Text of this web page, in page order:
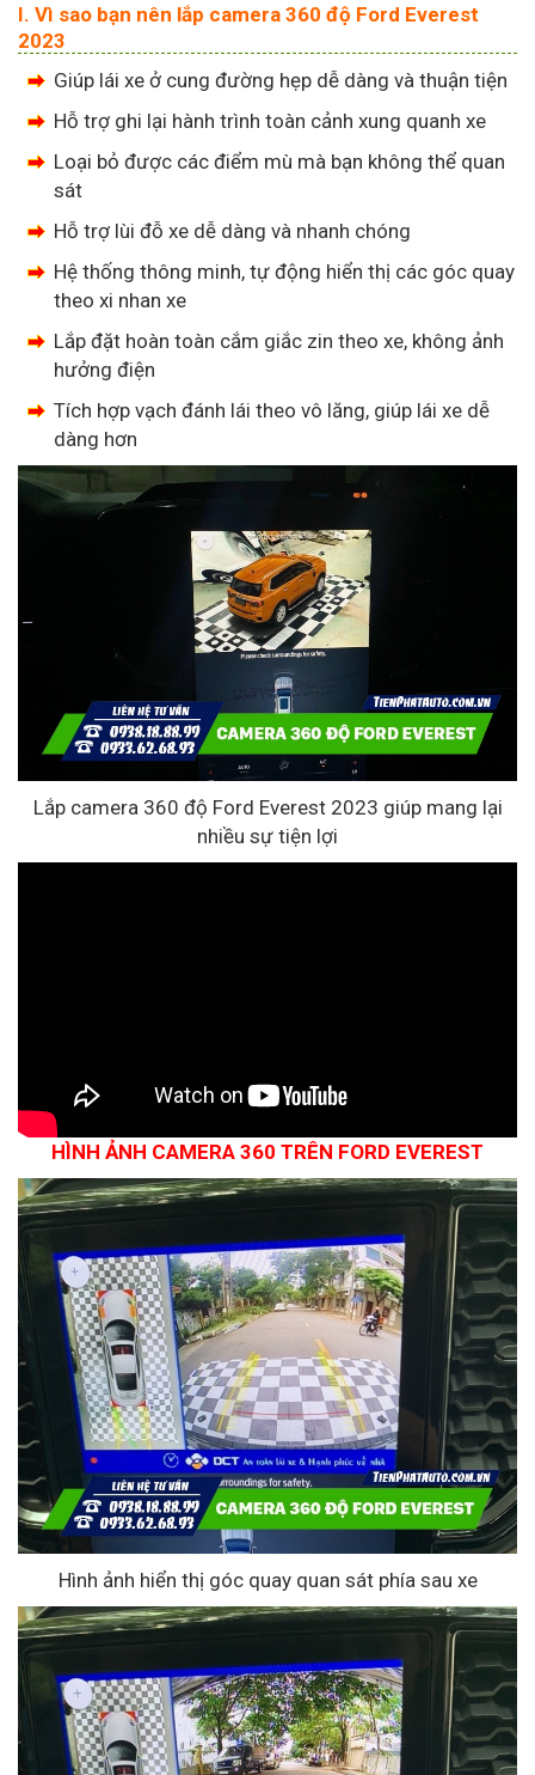
I. Vì sao bạn nên lắp camera 360 độ Ford Everest
2023
Giúp lái xe ở cung đường hẹp dễ dàng và thuận tiện
Hỗ trợ ghi lại hành trình toàn cảnh xung quanh xe
Loại bỏ được các điểm mù mà bạn không thể quan
sát
Hỗ trợ lùi đỗ xe dễ dàng và nhanh chóng
Hệ thống thông minh, tự động hiển thị các góc quay
theo xi nhan xe
Lắp đặt hoàn toàn cắm giắc zin theo xe, không ảnh
hưởng điện
Tích hợp vạch đánh lái theo vô lăng, giúp lái xe dễ
dàng hơn
Lắp camera 360 độ Ford Everest 2023 giúp mang lại
nhiều sự tiện lợi
HÌNH ẢNH CAMERA 360 TRÊN FORD EVEREST
Hình ảnh hiển thị góc quay quan sát phía sau xe